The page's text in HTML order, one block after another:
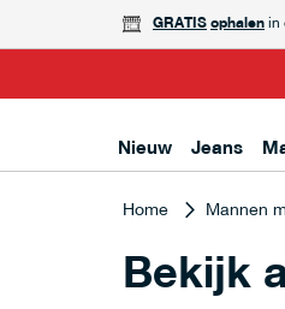
GRATIS ophalen in
Nieuw Jeans
Home Mannen
Bekijk